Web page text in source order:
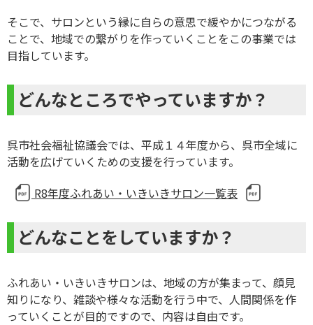
そこで、サロンという縁に自らの意思で緩やかにつながる
ことで、地域での繋がりを作っていくことをこの事業では
目指しています。
どんなところでやっていますか？
呉市社会福祉協議会では、平成１４年度から、呉市全域に
活動を広げていくための支援を行っています。
R8年度ふれあい・いきいきサロン一覧表
どんなことをしていますか？
ふれあい・いきいきサロンは、地域の方が集まって、顔見
知りになり、雑談や様々な活動を行う中で、人間関係を作
っていくことが目的ですので、内容は自由です。